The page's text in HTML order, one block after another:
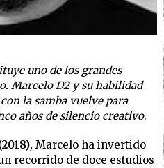
uno de los grandes
Marcelo D2 y su habilidad
la samba vuelve para
años de silencio creativo.
, Marcelo ha invertido
recorrido de doce estudios